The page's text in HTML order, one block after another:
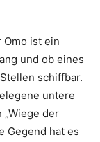
Omo ist ein
und ob eines
schiffbar.
untere
„Wiege der
Gegend hat es